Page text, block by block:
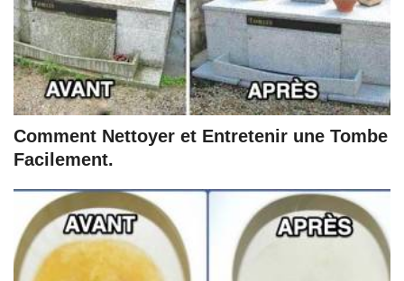
Comment Nettoyer et Entretenir une Tombe
Facilement.